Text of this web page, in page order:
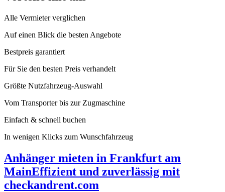
Alle Vermieter verglichen
Auf einen Blick die besten Angebote
Bestpreis garantiert
Für Sie den besten Preis verhandelt
Größte Nutzfahrzeug-Auswahl
Vom Transporter bis zur Zugmaschine
Einfach & schnell buchen
In wenigen Klicks zum Wunschfahrzeug
Anhänger mieten in Frankfurt am
MainEffizient und zuverlässig mit
checkandrent.com